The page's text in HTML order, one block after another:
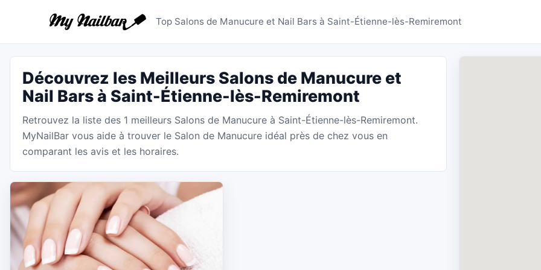
Salons de Manucure Saint-
Top Salons de Manucure et Nail Bars à Saint-Étienne-lès-Remiremont
Découvrez les Meilleurs Salons de Manucure et
Nail Bars à Saint-Étienne-lès-Remiremont
Retrouvez la liste des 1 meilleurs Salons de Manucure à Saint-Étienne-lès-Remiremont.
MyNailBar vous aide à trouver le Salon de Manucure idéal près de chez vous en
comparant les avis et les horaires.